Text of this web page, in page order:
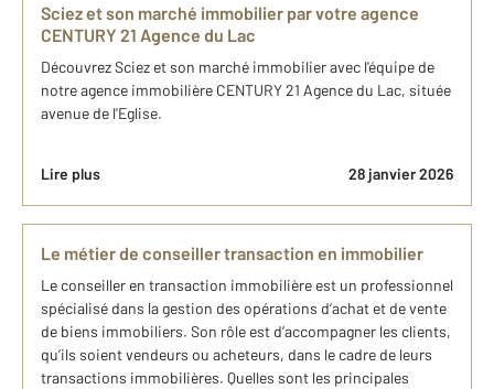
Sciez et son marché immobilier par votre agence
CENTURY 21 Agence du Lac
Découvrez Sciez et son marché immobilier avec l'équipe de
notre agence immobilière CENTURY 21 Agence du Lac, située
avenue de l'Eglise.
Lire plus 28 janvier 2026
Le métier de conseiller transaction en immobilier
Le conseiller en transaction immobilière est un professionnel
spécialisé dans la gestion des opérations d’achat et de vente
de biens immobiliers. Son rôle est d’accompagner les clients,
qu’ils soient vendeurs ou acheteurs, dans le cadre de leurs
transactions immobilières. Quelles sont les principales